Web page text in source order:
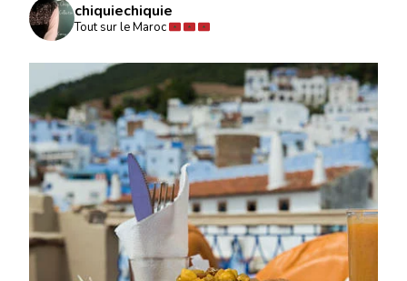
chiquiechiquie
Tout sur le Maroc